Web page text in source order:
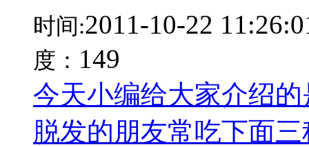
时间:2011-10-22
度： 149
今天小编给大家介绍
脱发的朋友常吃下面